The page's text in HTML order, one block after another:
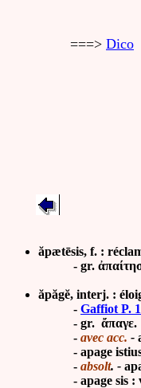
===> Dico
ăpætēsis, f. :
- gr.
ăpăgĕ, interj. :
- Gaffiot P.
- gr. ἄπαγε.
- avec acc. -
- apage istius
- absolt. -
- apage sis :